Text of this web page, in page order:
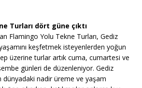
Turları dört güne çıktı
Flamingo Yolu Tekne Turları, Gediz
yaşamını keşfetmek isteyenlerden yoğun
üzerine turlar artık cuma, cumartesi ve
günleri de düzenleniyor. Gediz
dünyadaki nadir üreme ve yaşam